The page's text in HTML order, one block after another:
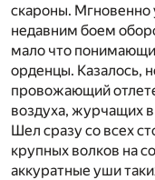
скароны. Мгновенно
недавним боем
мало что
орденцы. Казалось,
провожающий
воздуха, журчащих
Шел сразу со всех
крупных волков на
аккуратные уши